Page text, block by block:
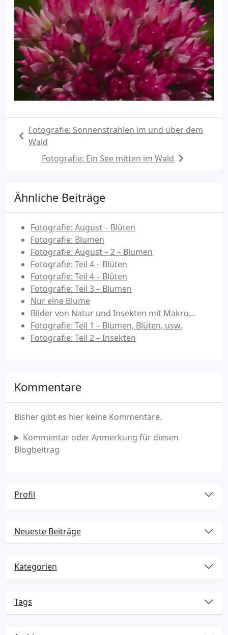
Fotografie: Sonnenstrahlen im und über dem
Wald
Fotografie: Ein See mitten im Wald
Ähnliche Beiträge
Fotografie: August – Blüten
Fotografie: Blumen
Fotografie: August – 2 – Blumen
Fotografie: Teil 4 – Blüten
Fotografie: Teil 4 – Blüten
Fotografie: Teil 3 – Blumen
Nur eine Blume
Bilder von Natur und Insekten mit Makro…
Fotografie: Teil 1 – Blumen, Blüten, usw.
Fotografie: Teil 2 – Insekten
Kommentare
Bisher gibt es hier keine Kommentare.
Kommentar oder Anmerkung für diesen
Blogbeitrag
Profil
Neueste Beiträge
Kategorien
Tags